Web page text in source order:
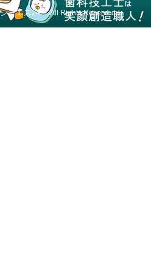
シーエス24All Rights Reserved.